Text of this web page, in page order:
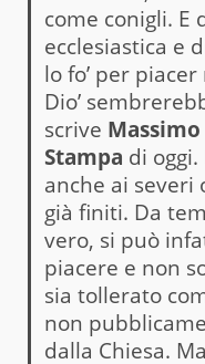
come conigli. E
ecclesiastica e
lo fo’ per
Dio’
scrive
Stampa di
anche ai severi
già finiti. Da
vero, si può
piacere e non
sia tollerato
non
dalla Chiesa.